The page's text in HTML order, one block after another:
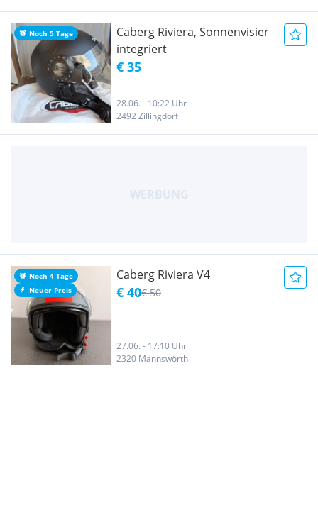
Noch 5 Tage
Caberg Riviera, Sonnenvisier
integriert
€ 35
28.06. - 10:22 Uhr
2492 Zillingdorf
Noch 4 Tage
Neuer Preis
Caberg Riviera V4
€ 40€ 50
27.06. - 17:10 Uhr
2320 Mannswörth